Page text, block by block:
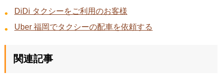
DiDi タクシーをご利用のお客様
Uber 福岡でタクシーの配車を依頼する
関連記事